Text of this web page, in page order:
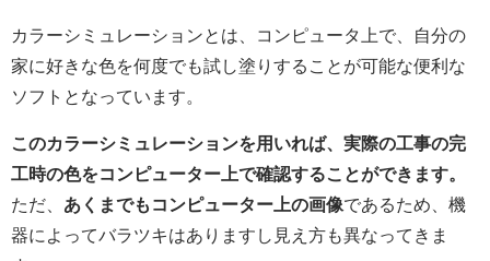
カラーシミュレーションとは、コンピュータ上で、自分の
家に好きな色を何度でも試し塗りすることが可能な便利な
ソフトとなっています。
このカラーシミュレーションを用いれば、実際の工事の完
工時の色をコンピューター上で確認することができます。
ただ、 あくまでもコンピューター上の画像であるため、機
器によってバラツキはありますし見え方も異なってきま